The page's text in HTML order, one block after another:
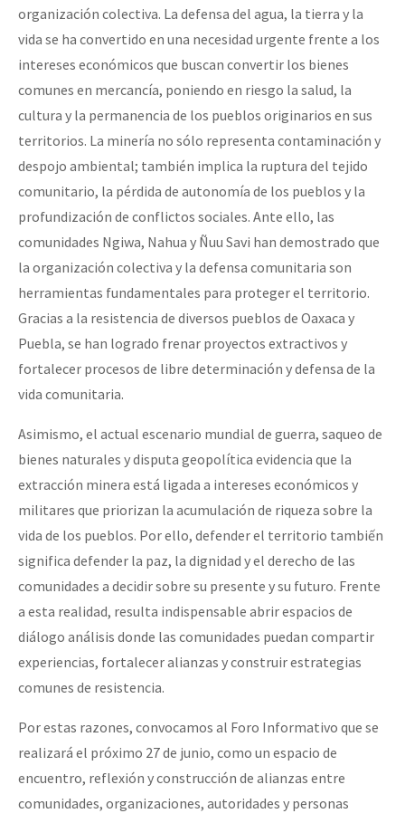
organización colectiva. La defensa del agua, la tierra y la
vida se ha convertido en una necesidad urgente frente a los
intereses económicos que buscan convertir los bienes
comunes en mercancía, poniendo en riesgo la salud, la
cultura y la permanencia de los pueblos originarios en sus
territorios. La minería no sólo representa contaminación y
despojo ambiental; también implica la ruptura del tejido
comunitario, la pérdida de autonomía de los pueblos y la
profundización de conflictos sociales. Ante ello, las
comunidades Ngiwa, Nahua y Ñuu Savi han demostrado que
la organización colectiva y la defensa comunitaria son
herramientas fundamentales para proteger el territorio.
Gracias a la resistencia de diversos pueblos de Oaxaca y
Puebla, se han logrado frenar proyectos extractivos y
fortalecer procesos de libre determinación y defensa de la
vida comunitaria.
Asimismo, el actual escenario mundial de guerra, saqueo de
bienes naturales y disputa geopolítica evidencia que la
extracción minera está ligada a intereses económicos y
militares que priorizan la acumulación de riqueza sobre la
vida de los pueblos. Por ello, defender el territorio tambiến
significa defender la paz, la dignidad y el derecho de las
comunidades a decidir sobre su presente y su futuro. Frente
a esta realidad, resulta indispensable abrir espacios de
diálogo análisis donde las comunidades puedan compartir
experiencias, fortalecer alianzas y construir estrategias
comunes de resistencia.
Por estas razones, convocamos al Foro Informativo que se
realizará el próximo 27 de junio, como un espacio de
encuentro, reflexión y construcción de alianzas entre
comunidades, organizaciones, autoridades y personas